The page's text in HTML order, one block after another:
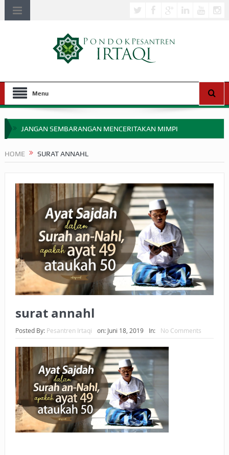
Menu
JANGAN SEMBARANGAN MENCERITAKAN MIMPI
APA HUKUM MEMPERCEPAT PEMBAYARAN ZAKAT
SEBELUM TIBA SAAT WAJIB?
HAKIKAT NIKMAT DI DUNIA!
BAGAIMANA CARA MEMBAYAR ZAKAT UANG?
UANG HARAM BISA MENJADI HALAL JIKA SEBAB
KEPEMILIKANNYA BERUBAH
HUKUM MEMBAYAR ZAKAT KEPADA KERABAT SENDIRI
HOME SURAT ANNAHL
surat annahl
Posted By: Pesantren Irtaqi on: Juni 18, 2019 In: No Comments